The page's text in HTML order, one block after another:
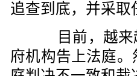
追查到底，并采取
目前，越来越
府机构告上法庭